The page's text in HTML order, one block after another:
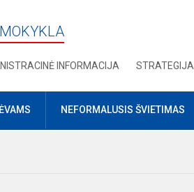
INFORMACIJA STRATEGIJA
NEFORMALUSIS ŠVIETIMAS